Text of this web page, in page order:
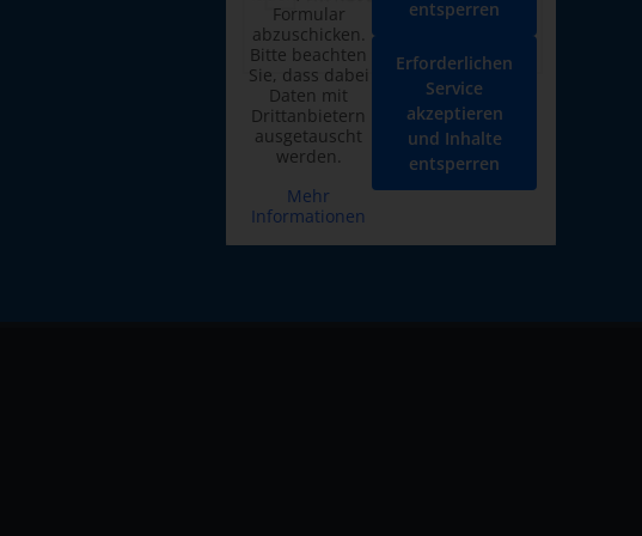
Formular
abzuschicken.
Bitte beachten
Sie, dass dabei
Daten mit
Drittanbietern
ausgetauscht
werden.
Mehr
Informationen
entsperren
Erforderlichen
Service
akzeptieren
und Inhalte
entsperren